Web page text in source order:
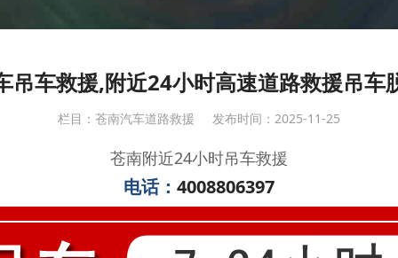
吊车救援,附近24小时高速道路救援吊车
栏目：苍南汽车道路救援 发布时间：2025-11-25
苍南附近24小时吊车救援
电话： 4008806397